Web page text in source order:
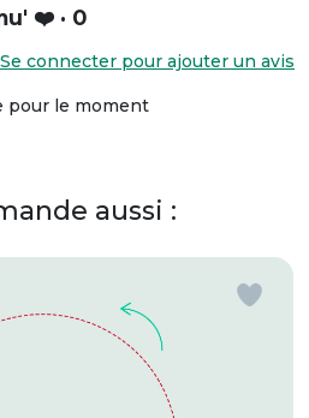
❤️ · 0
Se connecter pour ajouter un avis
pour le moment
aussi :